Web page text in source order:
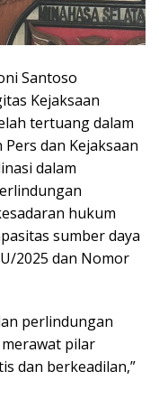
Santoso
Kejaksaan
tertuang dalam
dan Kejaksaan
dalam
hukum
sumber daya
2025 dan Nomor
perlindungan
pilar
dan berkeadilan,”